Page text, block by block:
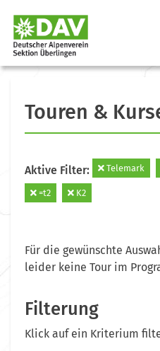
Touren &
Aktive Filter: Telemark
=t2 K2
Für die gewünschte
leider keine Tour im
Filterung
Klick auf ein Kriterium